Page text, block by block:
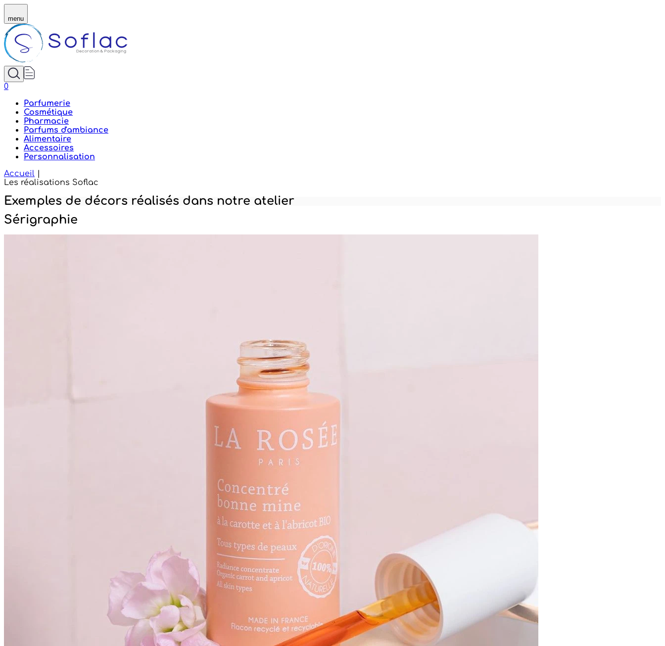
Réalisations en décoration et personnalisation de packagings | Soflac
menu
0
Parfumerie
Cosmétique
Pharmacie
Parfums d'ambiance
Alimentaire
Accessoires
Personnalisation
Accueil
Les réalisations Soflac
Exemples de décors réalisés dans notre atelier
Sérigraphie